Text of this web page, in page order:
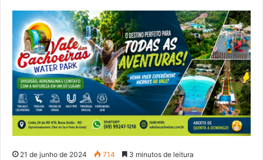
21 de junho de 2024 714 3 minutos de leitura